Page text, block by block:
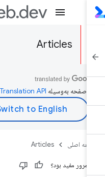
Articles
صفحه به‌وسیله
اصلی Articles
مرور مفید بود؟